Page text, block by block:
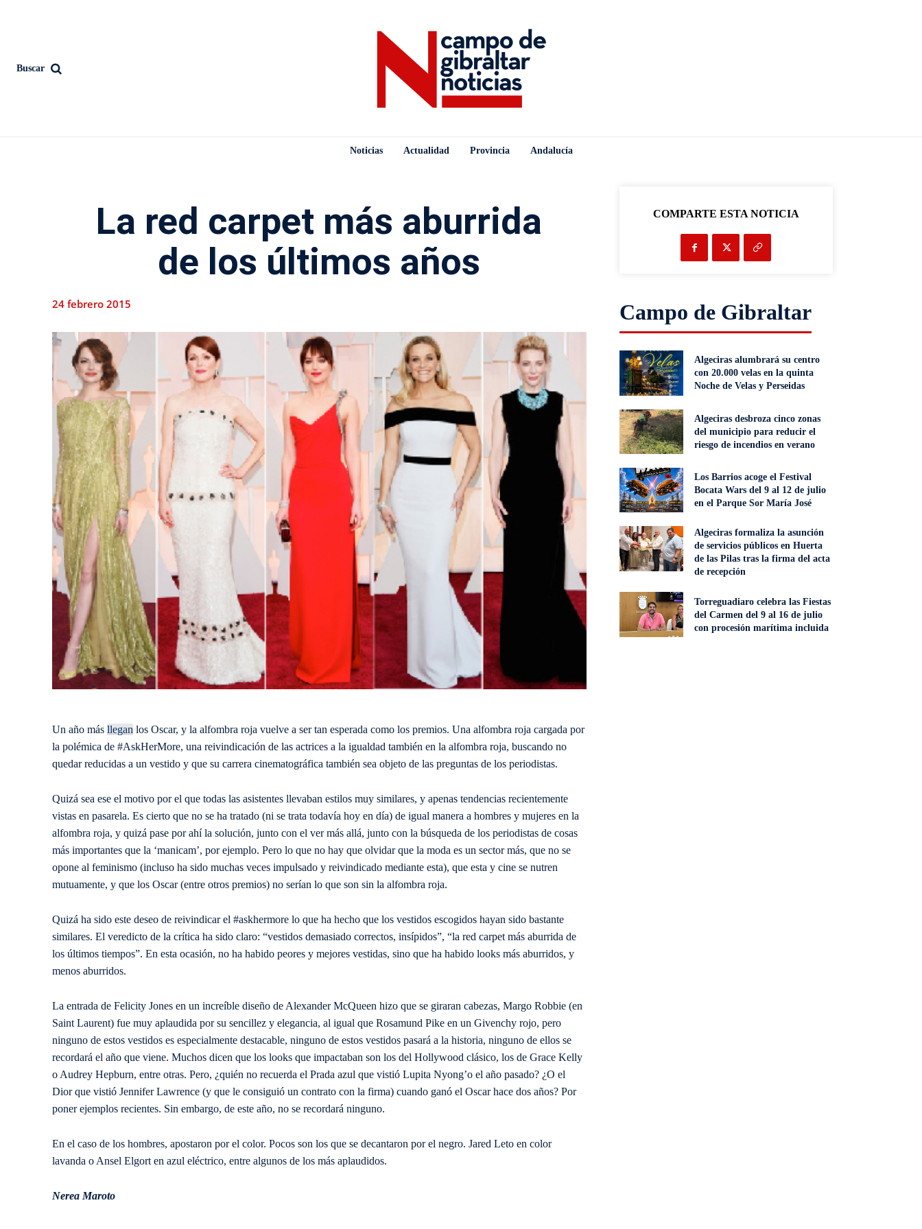
Buscar
Noticias Actualidad Provincia Andalucía
La red carpet más aburrida
de los últimos años
24 febrero 2015
Un año más llegan los Oscar, y la alfombra roja vuelve a ser tan esperada como los premios. Una alfombra roja cargada por
la polémica de #AskHerMore, una reivindicación de las actrices a la igualdad también en la alfombra roja, buscando no
quedar reducidas a un vestido y que su carrera cinematográfica también sea objeto de las preguntas de los periodistas.
Quizá sea ese el motivo por el que todas las asistentes llevaban estilos muy similares, y apenas tendencias recientemente
vistas en pasarela. Es cierto que no se ha tratado (ni se trata todavía hoy en día) de igual manera a hombres y mujeres en la
alfombra roja, y quizá pase por ahí la solución, junto con el ver más allá, junto con la búsqueda de los periodistas de cosas
más importantes que la ‘manicam’, por ejemplo. Pero lo que no hay que olvidar que la moda es un sector más, que no se
opone al feminismo (incluso ha sido muchas veces impulsado y reivindicado mediante esta), que esta y cine se nutren
mutuamente, y que los Oscar (entre otros premios) no serían lo que son sin la alfombra roja.
Quizá ha sido este deseo de reivindicar el #askhermore lo que ha hecho que los vestidos escogidos hayan sido bastante
similares. El veredicto de la crítica ha sido claro: “vestidos demasiado correctos, insípidos”, “la red carpet más aburrida de
los últimos tiempos”. En esta ocasión, no ha habido peores y mejores vestidas, sino que ha habido looks más aburridos, y
menos aburridos.
La entrada de Felicity Jones en un increíble diseño de Alexander McQueen hizo que se giraran cabezas, Margo Robbie (en
Saint Laurent) fue muy aplaudida por su sencillez y elegancia, al igual que Rosamund Pike en un Givenchy rojo, pero
ninguno de estos vestidos es especialmente destacable, ninguno de estos vestidos pasará a la historia, ninguno de ellos se
recordará el año que viene. Muchos dicen que los looks que impactaban son los del Hollywood clásico, los de Grace Kelly
o Audrey Hepburn, entre otras. Pero, ¿quién no recuerda el Prada azul que vistió Lupita Nyong’o el año pasado? ¿O el
Dior que vistió Jennifer Lawrence (y que le consiguió un contrato con la firma) cuando ganó el Oscar hace dos años? Por
poner ejemplos recientes. Sin embargo, de este año, no se recordará ninguno.
En el caso de los hombres, apostaron por el color. Pocos son los que se decantaron por el negro. Jared Leto en color
lavanda o Ansel Elgort en azul eléctrico, entre algunos de los más aplaudidos.
Nerea Maroto
COMPARTE ESTA NOTICIA
Campo de Gibraltar
Algeciras alumbrará su centro
con 20.000 velas en la quinta
Noche de Velas y Perseidas
Algeciras desbroza cinco zonas
del municipio para reducir el
riesgo de incendios en verano
Los Barrios acoge el Festival
Bocata Wars del 9 al 12 de julio
en el Parque Sor María José
Algeciras formaliza la asunción
de servicios públicos en Huerta
de las Pilas tras la firma del acta
de recepción
Torreguadiaro celebra las Fiestas
del Carmen del 9 al 16 de julio
con procesión marítima incluida